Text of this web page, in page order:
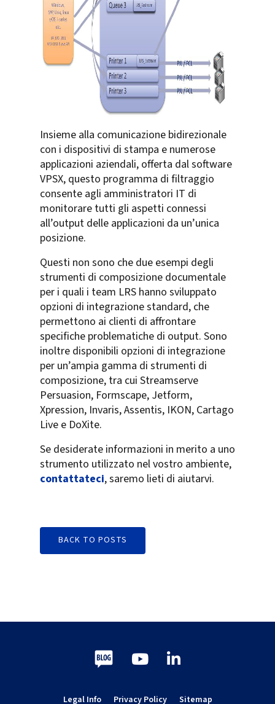
Insieme alla comunicazione bidirezionale
con i dispositivi di stampa e numerose
applicazioni aziendali, offerta dal software
VPSX, questo programma di filtraggio
consente agli amministratori IT di
monitorare tutti gli aspetti connessi
all’output delle applicazioni da un’unica
posizione.
Questi non sono che due esempi degli
strumenti di composizione documentale
per i quali i team LRS hanno sviluppato
opzioni di integrazione standard, che
permettono ai clienti di affrontare
specifiche problematiche di output. Sono
inoltre disponibili opzioni di integrazione
per un’ampia gamma di strumenti di
composizione, tra cui Streamserve
Persuasion, Formscape, Jetform,
Xpression, Invaris, Assentis, IKON, Cartago
Live e DoXite.
Se desiderate informazioni in merito a uno
strumento utilizzato nel vostro ambiente,
contattateci, saremo lieti di aiutarvi.
BACK TO POSTS
Blog Youtube
LinkedIn
Legal Info Privacy Policy Sitemap